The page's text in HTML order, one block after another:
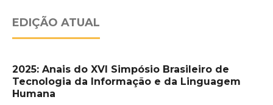
EDIÇÃO ATUAL
2025: Anais do XVI Simpósio Brasileiro de
Tecnologia da Informação e da Linguagem
Humana